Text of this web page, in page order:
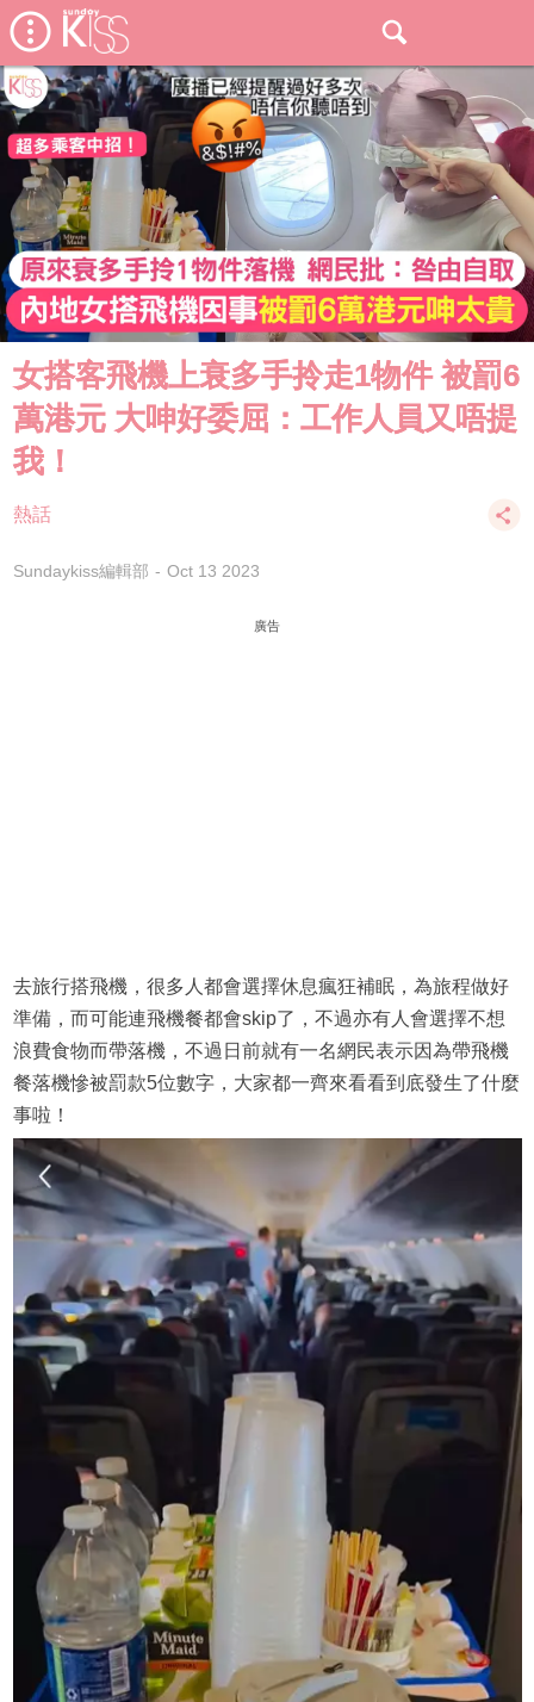
女搭客飛機上衰多手拎走1物件 被罰6
萬港元 大呻好委屈：工作人員又唔提
我！
熱話
Sundaykiss編輯部 Oct 13 2023
廣告
去旅行搭飛機，很多人都會選擇休息瘋狂補眠，為旅程做好
準備，而可能連飛機餐都會skip了，不過亦有人會選擇不想
浪費食物而帶落機，不過日前就有一名網民表示因為帶飛機
餐落機慘被罰款5位數字，大家都一齊來看看到底發生了什麼
事啦！